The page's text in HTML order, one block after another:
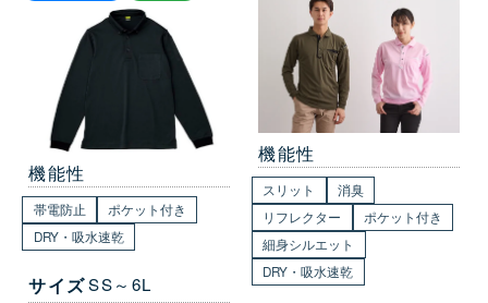
機能性
帯電防止
ポケット付き
DRY・吸水速乾
サイズSS～6L
機能性
スリット
消臭
リフレクター
ポケット付き
細身シルエット
DRY・吸水速乾